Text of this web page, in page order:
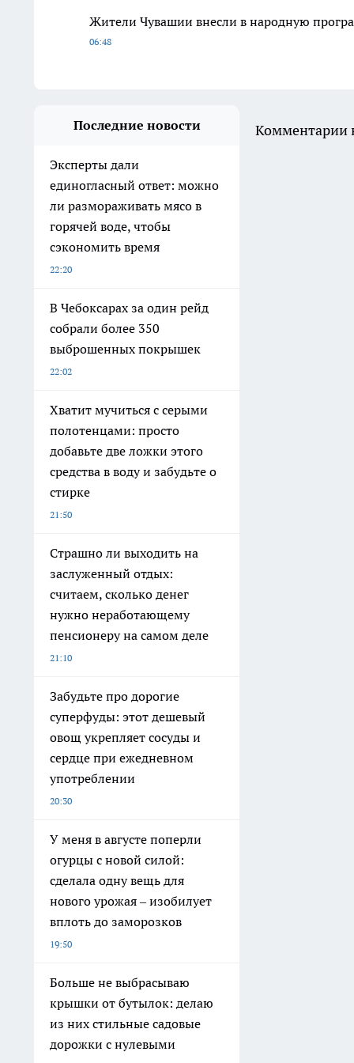
Жители Чувашии внесли в народную
06:48
Последние новости
Эксперты дали
единогласный ответ: можно
ли размораживать мясо в
горячей воде, чтобы
сэкономить время
22:20
В Чебоксарах за один рейд
собрали более 350
выброшенных покрышек
22:02
Хватит мучиться с серыми
полотенцами: просто
добавьте две ложки этого
средства в воду и забудьте о
стирке
21:50
Страшно ли выходить на
заслуженный отдых:
считаем, сколько денег
нужно неработающему
пенсионеру на самом деле
21:10
Забудьте про дорогие
суперфуды: этот дешевый
овощ укрепляет сосуды и
сердце при ежедневном
употреблении
20:30
У меня в августе поперли
огурцы с новой силой:
сделала одну вещь для
нового урожая – изобилует
вплоть до заморозков
19:50
Больше не выбрасываю
крышки от бутылок: делаю
из них стильные садовые
дорожки с нулевыми
Комментарии